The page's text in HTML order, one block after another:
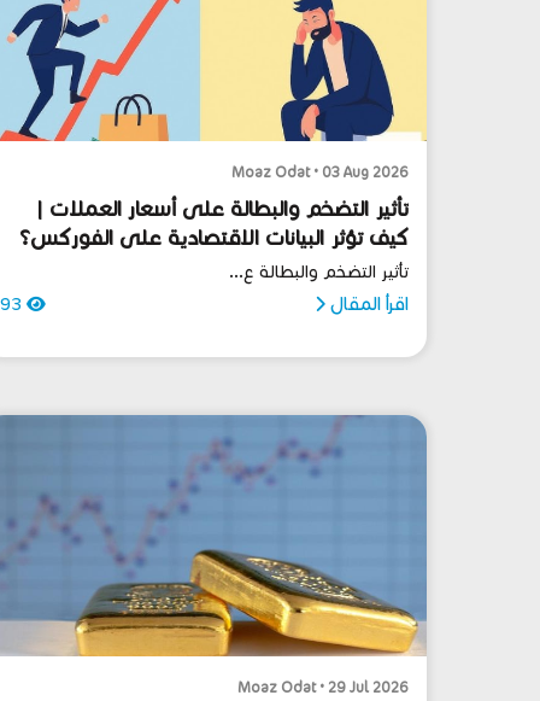
Moaz Odat • 03 Aug 2026
تأثير التضخم والبطالة على أسعار العملات |
كيف تؤثر البيانات الاقتصادية على الفوركس؟
تأثير التضخم والبطالة ع...
اقرأ المقال
Moaz Odat • 29 Jul 2026